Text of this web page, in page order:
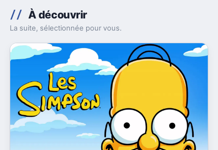
À découvrir
La suite, sélectionnée pour vous.